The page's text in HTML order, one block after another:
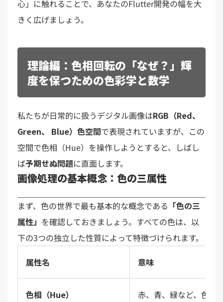
心」に触れることで、あなたのFlutter開発の幅を大
きく広げましょう。
理論編：色相回転の「なぜ？」輝
度を保つための色彩学と数学
私たちが日常的に扱うデジタル画像はRGB（Red、
Green、 Blue）色空間で表現されていますが、この
空間で色相（Hue）を操作しようとすると、しばし
ば予期せぬ問題に直面します。
画像処理の基本概念：色の三属性
まず、色の世界で最も基本的な概念である 「色の三
属性」 を確認しておきましょう。すべての色は、以
下の3つの独立した性質によって特徴づけられます。
属性名 意味
色相（Hue） 赤、青、緑など、色合